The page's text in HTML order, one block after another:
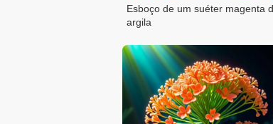
Esboço de um suéter magenta
argila